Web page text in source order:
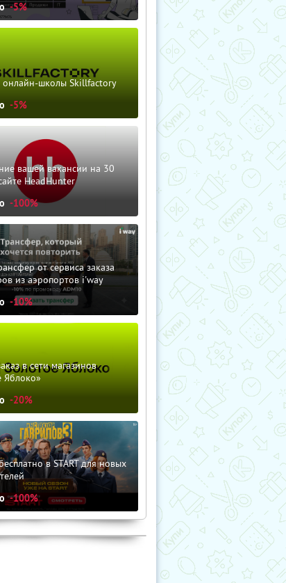
-5%
онлайн-школы Skillfactory
-5%
вашей вакансии на 30
HeadHunter
-100%
от сервиса заказа
из аэропортов i'way
-10%
в сети магазинов
Яблоко»
-20%
в START для новых
-100%